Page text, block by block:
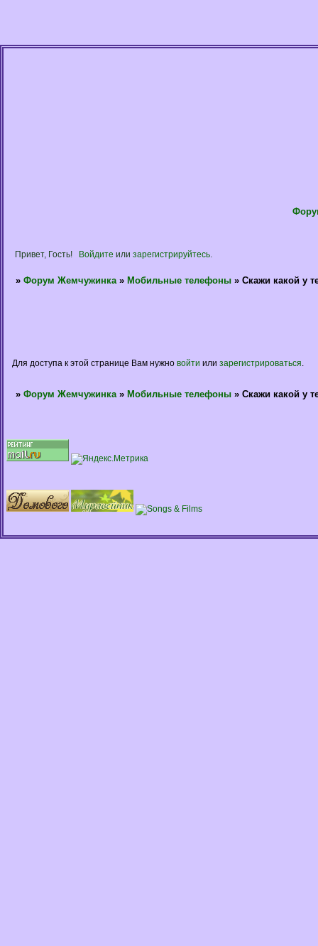
Привет, Гость! Войдите или зарегистрируйтесь.
» Форум Жемчужинка » Мобильные телефоны » Скажи какой у
Для доступа к этой странице Вам нужно войти или зарегистрироваться
» Форум Жемчужинка » Мобильные телефоны » Скажи какой у